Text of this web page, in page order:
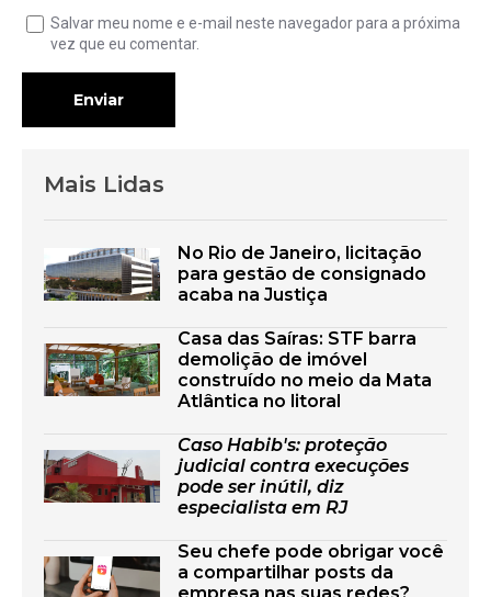
Salvar meu nome e e-mail neste navegador para a próxima
vez que eu comentar.
Enviar
Mais Lidas
No Rio de Janeiro, licitação
para gestão de consignado
acaba na Justiça
Casa das Saíras: STF barra
demolição de imóvel
construído no meio da Mata
Atlântica no litoral
Caso Habib's: proteção
judicial contra execuções
pode ser inútil, diz
especialista em RJ
Seu chefe pode obrigar você
a compartilhar posts da